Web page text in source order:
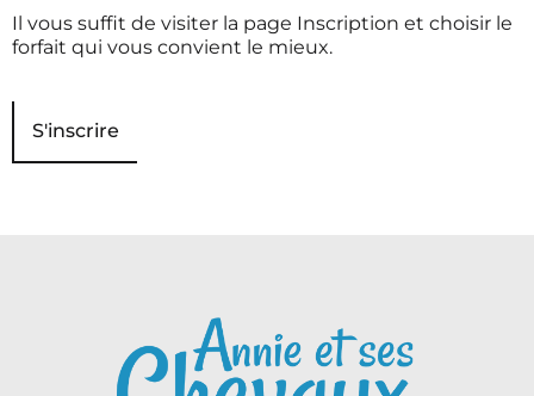
Il vous suffit de visiter la page Inscription et choisir le
forfait qui vous convient le mieux.
S'inscrire